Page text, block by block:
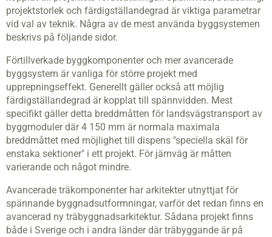
projektstorlek och färdigställandegrad är viktiga parametrar
vid val av teknik. Några av de mest använda byggsystemen
beskrivs på följande sidor.
Förtillverkade byggkomponenter och mer avancerade
byggsystem är vanliga för större projekt med
upprepningseffekt. Generellt gäller också att möjlig
färdigställandegrad är kopplat till spännvidden. Mest
specifikt gäller detta breddmåtten för landsvägstransport av
byggmoduler där 4 150 mm är normala maximala
breddmåttet med möjlighet till dispens "speciella skäl för
enstaka sektioner" i ett projekt. För järnväg är måtten
varierande och något mindre.
Avancerade träkomponenter har arkitekter utnyttjat för
spännande byggnadsutformningar, varför det redan finns en
avancerad ny träbyggnadsarkitektur. Sådana projekt finns
både i Sverige och i andra länder där träbyggande är på